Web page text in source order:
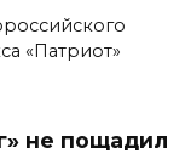
«Патриот»
не пощадил